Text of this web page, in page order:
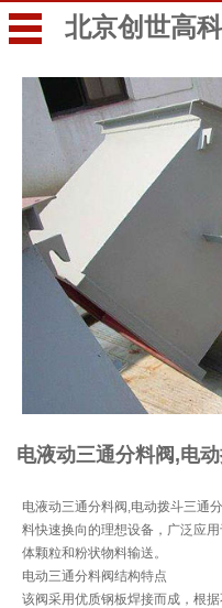
北京创世高科
电液动三通分料阀,电
电液动三通分料阀,电动拨斗三通
料快速换向的理想设备，广泛应
体颗粒和粉状物料输送。
电动三通分料阀结构特点
该阀采用优质钢板焊接而成，根